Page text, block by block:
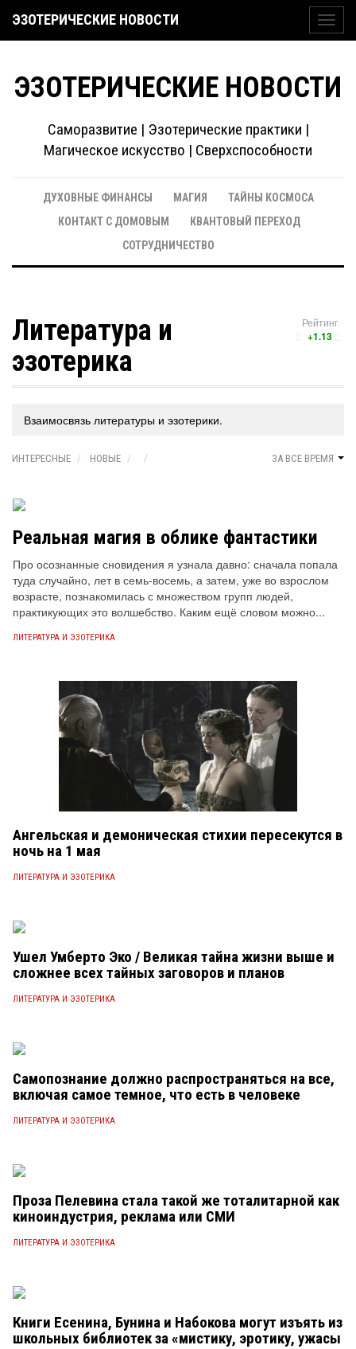
ЭЗОТЕРИЧЕСКИЕ НОВОСТИ
ЭЗОТЕРИЧЕСКИЕ НОВОСТИ
Саморазвитие | Эзотерические практики |
Магическое искусство | Сверхспособности
ДУХОВНЫЕ ФИНАНСЫ МАГИЯ
ТАЙНЫ КОСМОСА
КОНТАКТ С ДОМОВЫМ
КВАНТОВЫЙ ПЕРЕХОД
СОТРУДНИЧЕСТВО
Рейтинг
+1.13
Литература и
эзотерика
Взаимосвязь литературы и эзотерики.
ИНТЕРЕСНЫЕ НОВЫЕ ЗА ВСЕ ВРЕМЯ
Реальная магия в облике фантастики
Про осознанные сновидения я узнала давно: сначала попала
туда случайно, лет в семь-восемь, а затем, уже во взрослом
возрасте, познакомилась с множеством групп людей,
практикующих это волшебство. Каким ещё словом можно...
ЛИТЕРАТУРА И ЭЗОТЕРИКА
Ангельская и демоническая стихии пересекутся в
ночь на 1 мая
ЛИТЕРАТУРА И ЭЗОТЕРИКА
Ушел Умберто Эко / Великая тайна жизни выше и
сложнее всех тайных заговоров и планов
ЛИТЕРАТУРА И ЭЗОТЕРИКА
Самопознание должно распространяться на все,
включая самое темное, что есть в человеке
ЛИТЕРАТУРА И ЭЗОТЕРИКА
Проза Пелевина стала такой же тоталитарной как
киноиндустрия, реклама или СМИ
ЛИТЕРАТУРА И ЭЗОТЕРИКА
Книги Есенина, Бунина и Набокова могут изъять из
школьных библиотек за «мистику, эротику, ужасы